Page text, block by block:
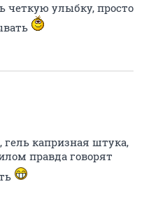
четкую улыбку, просто
гель капризная штука,
правда говорят